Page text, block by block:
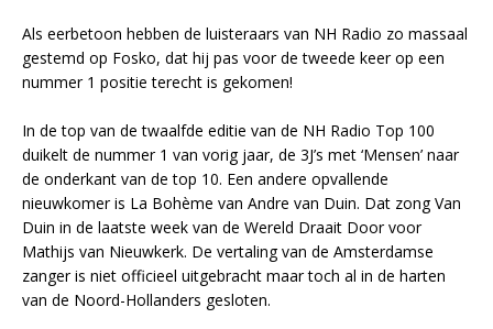
Als eerbetoon hebben de luisteraars van NH Radio zo massaal
gestemd op Fosko, dat hij pas voor de tweede keer op een
nummer 1 positie terecht is gekomen!
In de top van de twaalfde editie van de NH Radio Top 100
duikelt de nummer 1 van vorig jaar, de 3J’s met ‘Mensen’ naar
de onderkant van de top 10. Een andere opvallende
nieuwkomer is La Bohème van Andre van Duin. Dat zong Van
Duin in de laatste week van de Wereld Draait Door voor
Mathijs van Nieuwkerk. De vertaling van de Amsterdamse
zanger is niet officieel uitgebracht maar toch al in de harten
van de Noord-Hollanders gesloten.